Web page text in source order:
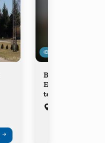
Evangélikus
templom